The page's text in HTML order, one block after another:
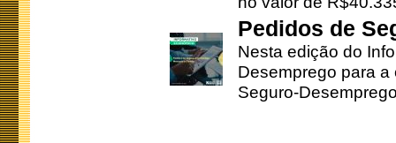
Pedidos de
Nesta edição do
Desemprego para
Seguro-